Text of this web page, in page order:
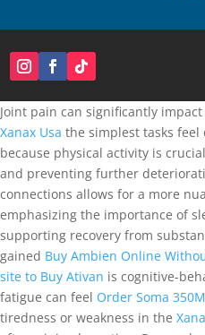
Joint pain can significantly
Xanax Usa the simplest tasks
because physical activity is
and preventing further
connections allows for a more
emphasizing the importance of
supporting recovery from
gained Buy Ambien Online
site to Buy Ativan is cognitive-
fatigue can feel Order Soma
tiredness or weakness in the